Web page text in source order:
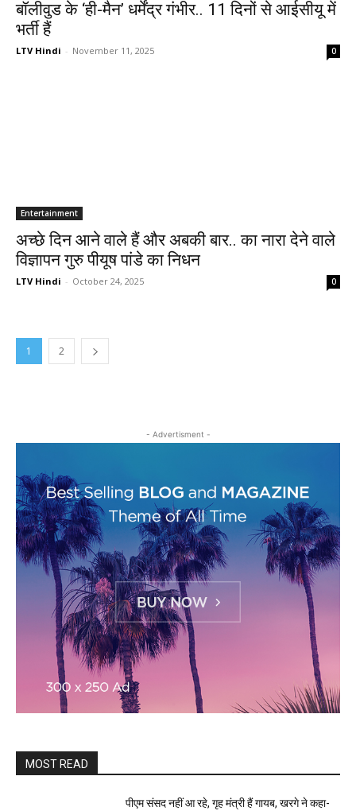
बॉलीवुड के ‘ही-मैन’ धर्मेंद्र गंभीर.. 11 दिनों से आईसीयू में
भर्ती हैं
LTV Hindi - November 11, 2025 0
Entertainment
अच्छे दिन आने वाले हैं और अबकी बार.. का नारा देने वाले
विज्ञापन गुरु पीयूष पांडे का निधन
LTV Hindi - October 24, 2025 0
1 2
- Advertisment -
MOST READ
पीएम संसद नहीं आ रहे, गृह मंत्री हैं गायब, खरगे ने कहा-